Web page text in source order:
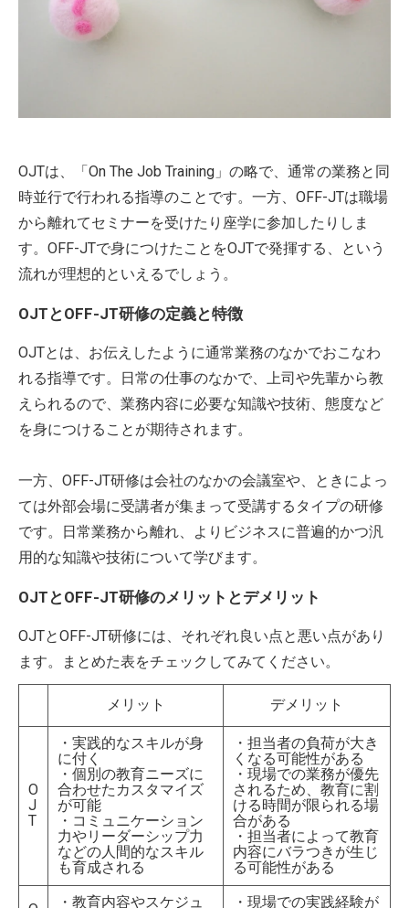
OJTは、「On The Job Training」の略で、通常の業務と同
時並行で行われる指導のことです。一方、OFF-JTは職場
から離れてセミナーを受けたり座学に参加したりしま
す。OFF-JTで身につけたことをOJTで発揮する、という
流れが理想的といえるでしょう。
OJTとOFF-JT研修の定義と特徴
OJTとは、お伝えしたように通常業務のなかでおこなわ
れる指導です。日常の仕事のなかで、上司や先輩から教
えられるので、業務内容に必要な知識や技術、態度など
を身につけることが期待されます。
一方、OFF-JT研修は会社のなかの会議室や、ときによっ
ては外部会場に受講者が集まって受講するタイプの研修
です。日常業務から離れ、よりビジネスに普遍的かつ汎
用的な知識や技術について学びます。
OJTとOFF-JT研修のメリットとデメリット
OJTとOFF-JT研修には、それぞれ良い点と悪い点があり
ます。まとめた表をチェックしてみてください。
メリット デメリット
O
J
T
・実践的なスキルが身
に付く
・個別の教育ニーズに
合わせたカスタマイズ
が可能
・コミュニケーション
力やリーダーシップ力
などの人間的なスキル
も育成される
・担当者の負荷が大き
くなる可能性がある
・現場での業務が優先
されるため、教育に割
ける時間が限られる場
合がある
・担当者によって教育
内容にバラつきが生じ
る可能性がある
・教育内容やスケジュ
・現場での実践経験が